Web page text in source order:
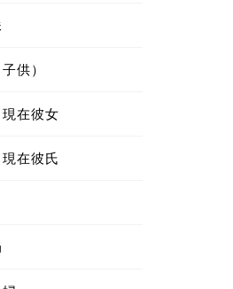
供）
在彼女
在彼氏